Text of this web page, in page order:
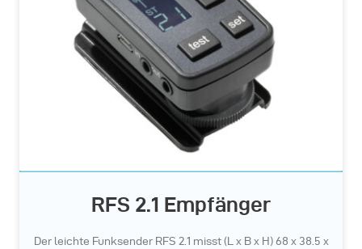
RFS 2.1 Empfänger
Der leichte Funksender RFS 2.1 misst (L x B x H) 68 x 38.5 x